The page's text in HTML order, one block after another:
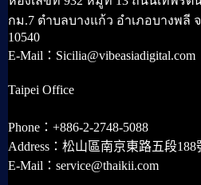
กม.7 ตำบลบางแก้ว อำเภอบางพลี
10540
E-Mail：Sicilia@vibeasiadigital.com
Taipei Office
Phone：+886-2-2748-5088
Address：松山區南京東路五段188
E-Mail：service@thaikii.com